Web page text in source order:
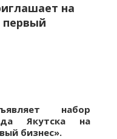
на
первый
набор
Якутска на
бизнес».